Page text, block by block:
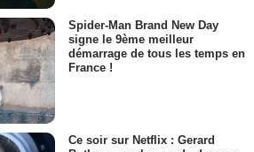
Spider-Man Brand New Day
signe le 9ème meilleur
démarrage de tous les temps en
France !
Ce soir sur Netflix : Gerard